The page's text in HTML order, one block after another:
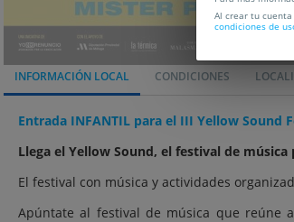
INFORMACIÓN LOCAL CONDICIONES
Entrada INFANTIL para el III Yellow Sound
Llega el Yellow Sound, el festival de
El festival con música y actividades
Apúntate al festival de música que reúne
Al crear tu
condiciones de